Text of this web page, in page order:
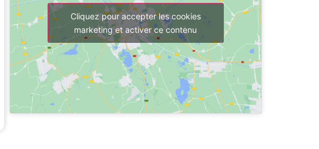
Cliquez pour accepter les cookies
marketing et activer ce contenu